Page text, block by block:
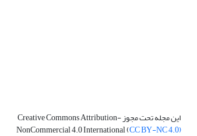
این مجله تحت مجوز Creative Commons Attribution-
NonCommercial 4.0 International (CC BY-NC 4.0)